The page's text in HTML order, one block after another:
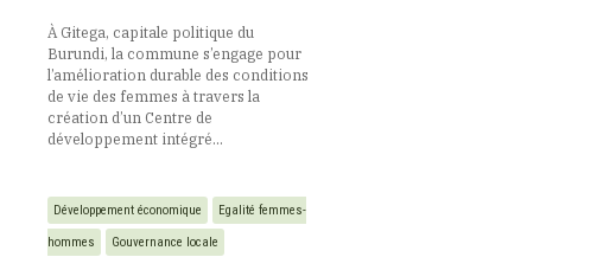
À Gitega, capitale politique du
Burundi, la commune s’engage pour
l’amélioration durable des conditions
de vie des femmes à travers la
création d’un Centre de
développement intégré...
Développement économique Egalité femmes-
hommes Gouvernance locale